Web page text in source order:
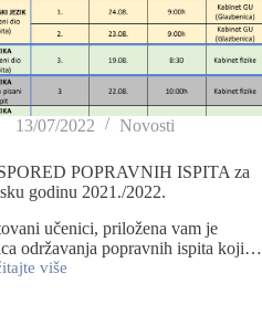
13/07/2022 Novosti
POPRAVNIH ISPITA za
godinu 2021./2022.
učenici, priložena vam je
održavanja popravnih ispita koji…
više